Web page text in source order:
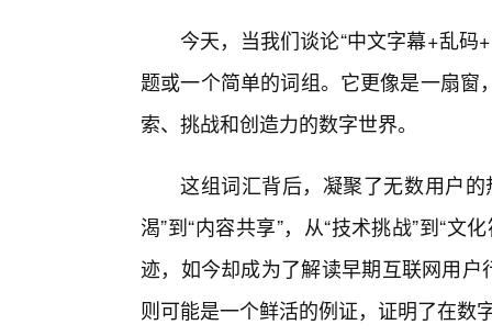
今天，当我们谈论“中文字幕+乱码
题或一个简单的词组。它更像是一扇
索、挑战和创造力的数字世界。
这组词汇背后，凝聚了无数用户
渴”到“内容共享”，从“技术挑战”到“文
迹，如今却成为了解读早期互联网用户
则可能是一个鲜活的例证，证明了在数